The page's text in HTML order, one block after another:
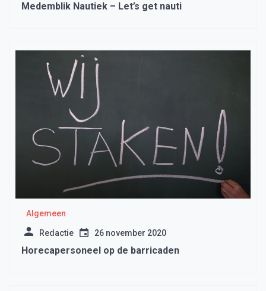
Medemblik Nautiek – Let’s get nauti
Algemeen
Redactie 26 november 2020
Horecapersoneel op de barricaden